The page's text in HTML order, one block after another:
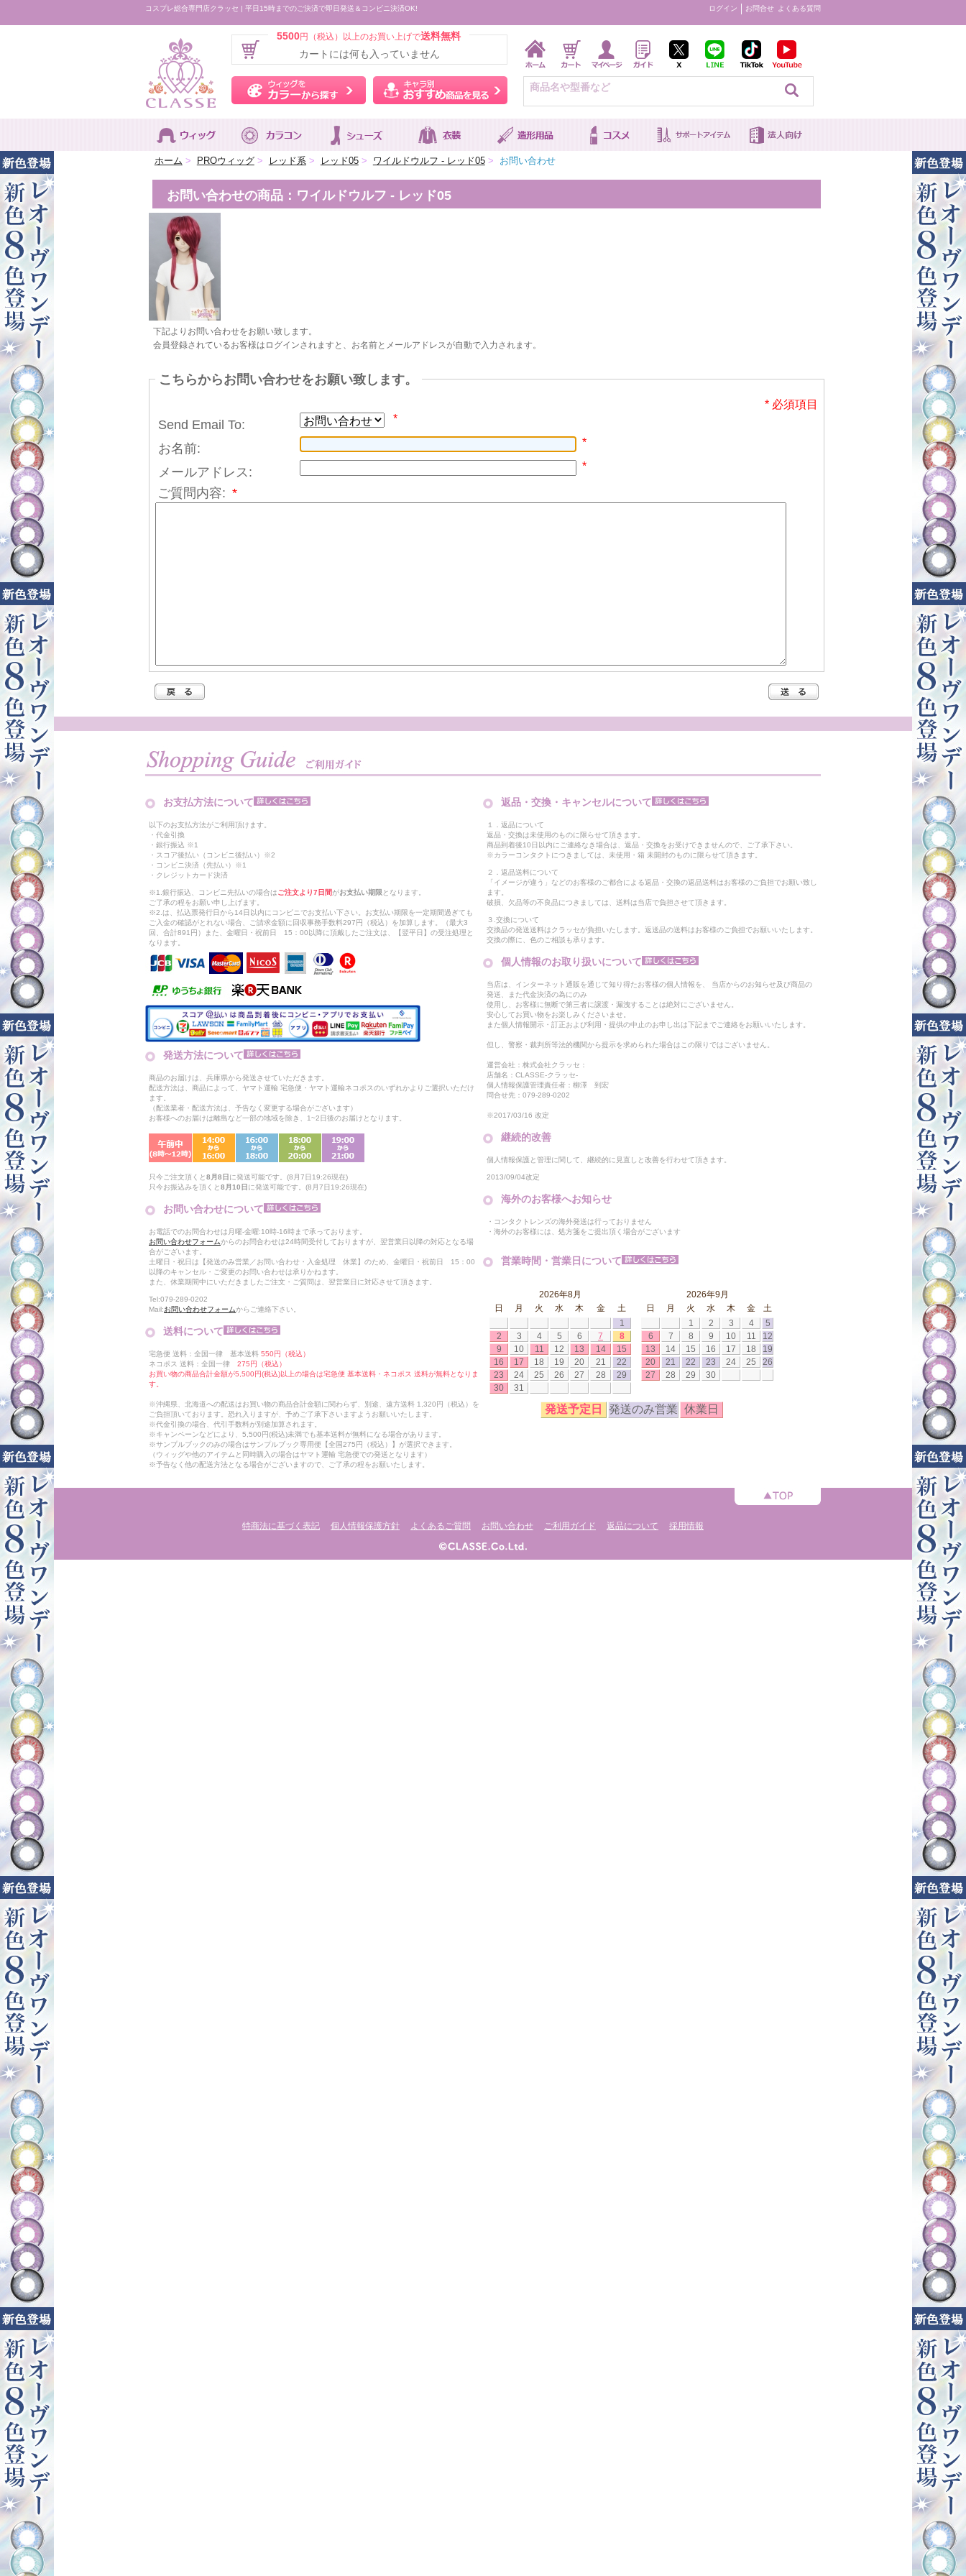
コスプレ総合専門店クラッセ | 平日15時までのご決済で即日発送＆コンビニ決済OK! ログイン お問合せ よくある質問
5500円（税込）以上のお買い上げで送料無料
カートには何も入っていません
ウィッグをカラーから探す キャラ別おすすめ商品を見る
ホーム > PROウィッグ > レッド系 > レッド05 > ワイルドウルフ - レッド05 > お問い合わせ
お問い合わせの商品：ワイルドウルフ - レッド05
下記よりお問い合わせをお願い致します。
会員登録されているお客様はログインされますと、お名前とメールアドレスが自動で入力されます。
こちらからお問い合わせをお願い致します。
* 必須項目
Send Email To: *
お名前: *
メールアドレス: *
ご質問内容: *
お支払方法について
以下のお支払方法がご利用頂けます。
・代金引換
・銀行振込 ※1
・スコア後払い（コンビニ後払い）※2
・コンビニ決済（先払い）※1
・クレジットカード決済
※1.銀行振込、コンビニ先払いの場合はご注文より7日間がお支払い期限 となります。
ご了承の程をお願い申し上げます。
※2.は、払込票発行日から14日以内にコンビニでお支払い下さい。お支払い期限を一定期間過ぎても
ご入金の確認がとれない場合、ご請求金額に回収事務手数料297円（税込）を加算します。（最大3
回、合計891円）また、金曜日・祝前日 15：00以降に頂戴したご注文は、【翌平日】の受注処理と
なります。
発送方法について
商品のお届けは、兵庫県から発送させていただきます。
配送方法は、商品によって、ヤマト運輸 宅急便・ヤマト運輸ネコポスのいずれかよりご選択いただけ
ます。
（配送業者・配送方法は、予告なく変更する場合がございます）
お客様へのお届けは離島など一部の地域を除き、1~2日後のお届けとなります。
只今ご注文頂くと8月8日 に発送可能です。(8月7日19:26現在)
只今お振込みを頂くと8月10日 に発送可能です。(8月7日19:26現在)
お問い合わせについて
お電話でのお問合わせは月曜-金曜:10時-16時まで承っております。
お問い合わせフォームからのお問合わせは24時間受付しておりますが、翌営業日以降の対応となる場
合がございます。
土曜日・祝日は【発送のみ営業／お問い合わせ・入金処理 休業】のため、金曜日・祝前日 15：00
以降のキャンセル・ご変更のお問い合わせは承りかねます。
また、休業期間中にいただきましたご注文・ご質問は、翌営業日に対応させて頂きます。
Tel:079-289-0202
Mail:お問い合わせフォームからご連絡下さい。
送料について
宅急便 送料：全国一律 基本送料 550円（税込）
ネコポス 送料：全国一律 275円（税込）
お買い物の商品合計金額が5,500円(税込)以上の場合は宅急便 基本送料・ネコポス 送料が無料となりま
す。
※沖縄県、北海道への配送はお買い物の商品合計金額に関わらず、別途、遠方送料 1,320円（税込）を
ご負担頂いております。恐れ入りますが、予めご了承下さいますようお願いいたします。
※代金引換の場合、代引手数料が別途加算されます。
※キャンペーンなどにより、5,500円(税込)未満でも基本送料が無料になる場合があります。
※サンプルブックのみの場合はサンプルブック専用便【全国275円（税込）】が選択できます。
（ウィッグや他のアイテムと同時購入の場合はヤマト運輸 宅急便での発送となります）
※予告なく他の配送方法となる場合がございますので、ご了承の程をお願いたします。
返品・交換・キャンセルについて
１．返品について
返品・交換は未使用のものに限らせて頂きます。
商品到着後10日以内にご連絡なき場合は、返品・交換をお受けできませんので、ご了承下さい。
※カラーコンタクトにつきましては、未使用・箱 未開封のものに限らせて頂きます。
２．返品送料について
「イメージが違う」などのお客様のご都合による返品・交換の返品送料はお客様のご負担でお願い致し
ます。
破損、欠品等の不良品につきましては、送料は当店で負担させて頂きます。
３.交換について
交換品の発送送料はクラッセが負担いたします。返送品の送料はお客様のご負担でお願いいたします。
交換の際に、色のご相談も承ります。
個人情報のお取り扱いについて
当店は、インターネット通販を通じて知り得たお客様の個人情報を、 当店からのお知らせ及び商品の
発送、また代金決済の為にのみ
使用し、お客様に無断で第三者に譲渡・漏洩することは絶対にございません。
安心してお買い物をお楽しみくださいませ。
また個人情報開示・訂正および利用・提供の中止のお申し出は下記までご連絡をお願いいたします。
但し、警察・裁判所等法的機関から提示を求められた場合はこの限りではございません。
運営会社：株式会社クラッセ：
店舗名：CLASSE-クラッセ-
個人情報保護管理責任者：柳澤 到宏
問合せ先：079-289-0202
※2017/03/16 改定
継続的改善
個人情報保護と管理に関して、継続的に見直しと改善を行わせて頂きます。
2013/09/04改定
海外のお客様へお知らせ
・コンタクトレンズの海外発送は行っておりません
・海外のお客様には、処方箋をご提出頂く場合がございます
営業時間・営業日について
2026年8月
日
月 火 水 木 金
土
1
2
3 4 5 6 7
8
9
10 11 12 13 14
15
16
17 18 19 20 21
22
23
24 25 26 27 28
29
30
31
2026年9月
日
月 火 水 木 金
土
1
2 3 4
5
6
7 8 9 10 11
12
13
14 15 16 17 18
19
20
21 22 23 24 25
26
27
28 29 30
発送予定日 発送のみ営業 休業日
特商法に基づく表記 個人情報保護方針 よくあるご質問 お問い合わせ ご利用ガイド 返品について 採用情報